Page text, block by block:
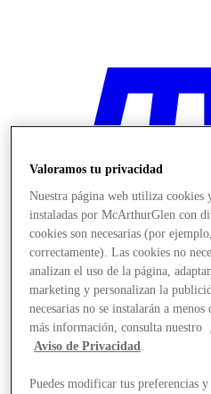
Valoramos tu privacidad
Nuestra página web utiliza cookies
instaladas por McArthurGlen con
cookies son necesarias (por
correctamente). Las cookies no
analizan el uso de la página,
marketing y personalizan la
necesarias no se instalarán a menos
más información, consulta nuestro
Aviso de Privacidad
Puedes modificar tus preferencias